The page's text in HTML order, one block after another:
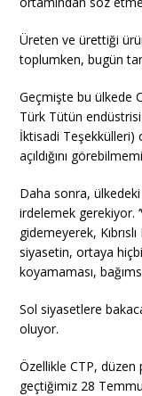
Üreten ve ürettiği
toplumken, bugün
Geçmişte bu ülkede
Türk Tütün
İktisadi Teşekkülleri)
açıldığını
Daha sonra,
irdelemek gerekiyor.
gidemeyerek,
siyasetin, ortaya
koyamaması,
Sol siyasetlere
oluyor.
Özellikle CTP,
geçtiğimiz 28